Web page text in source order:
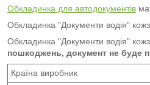
Обкладинка для автодокументів
Обкладинка "Документи водія"
Обкладинка "Документи водія"
пошкоджень, документ не буде
Країна виробник